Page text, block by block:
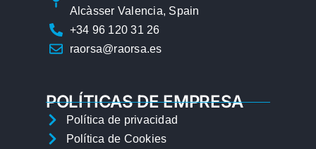
Alcàsser Valencia, Spain
+34 96 120 31 26
raorsa@raorsa.es
POLÍTICAS DE EMPRESA
Política de privacidad
Política de Cookies